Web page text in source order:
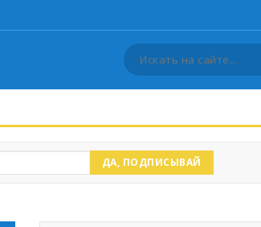
ДА, ПОДПИСЫВАЙ